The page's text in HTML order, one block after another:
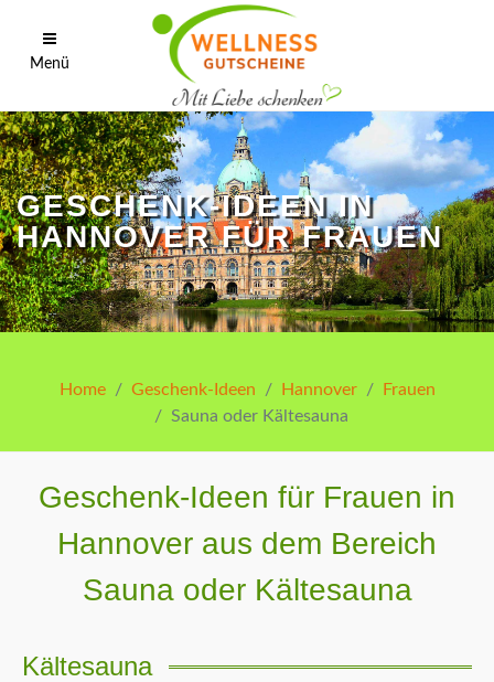
Menü
GESCHENK-IDEEN IN
HANNOVER FÜR FRAUEN
Home Geschenk-Ideen Hannover
Frauen
Sauna oder Kältesauna
Geschenk-Ideen für Frauen in
Hannover aus dem Bereich
Sauna oder Kältesauna
Kältesauna